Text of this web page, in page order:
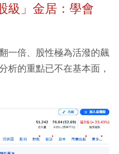
級」金居：學會
一倍、股性極為活潑的飆
析的重點已不在基本面，